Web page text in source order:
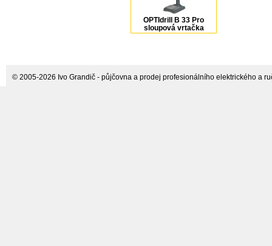
OPTIdrill B 33 Pro
sloupová vrtačka
Optimum
© 2005-2026 Ivo Grandič - půjčovna a prodej profesionálního elektrického a